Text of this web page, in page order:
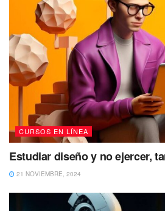
CURSOS EN LÍNEA
Estudiar diseño y no ejercer,
21 NOVIEMBRE, 2024